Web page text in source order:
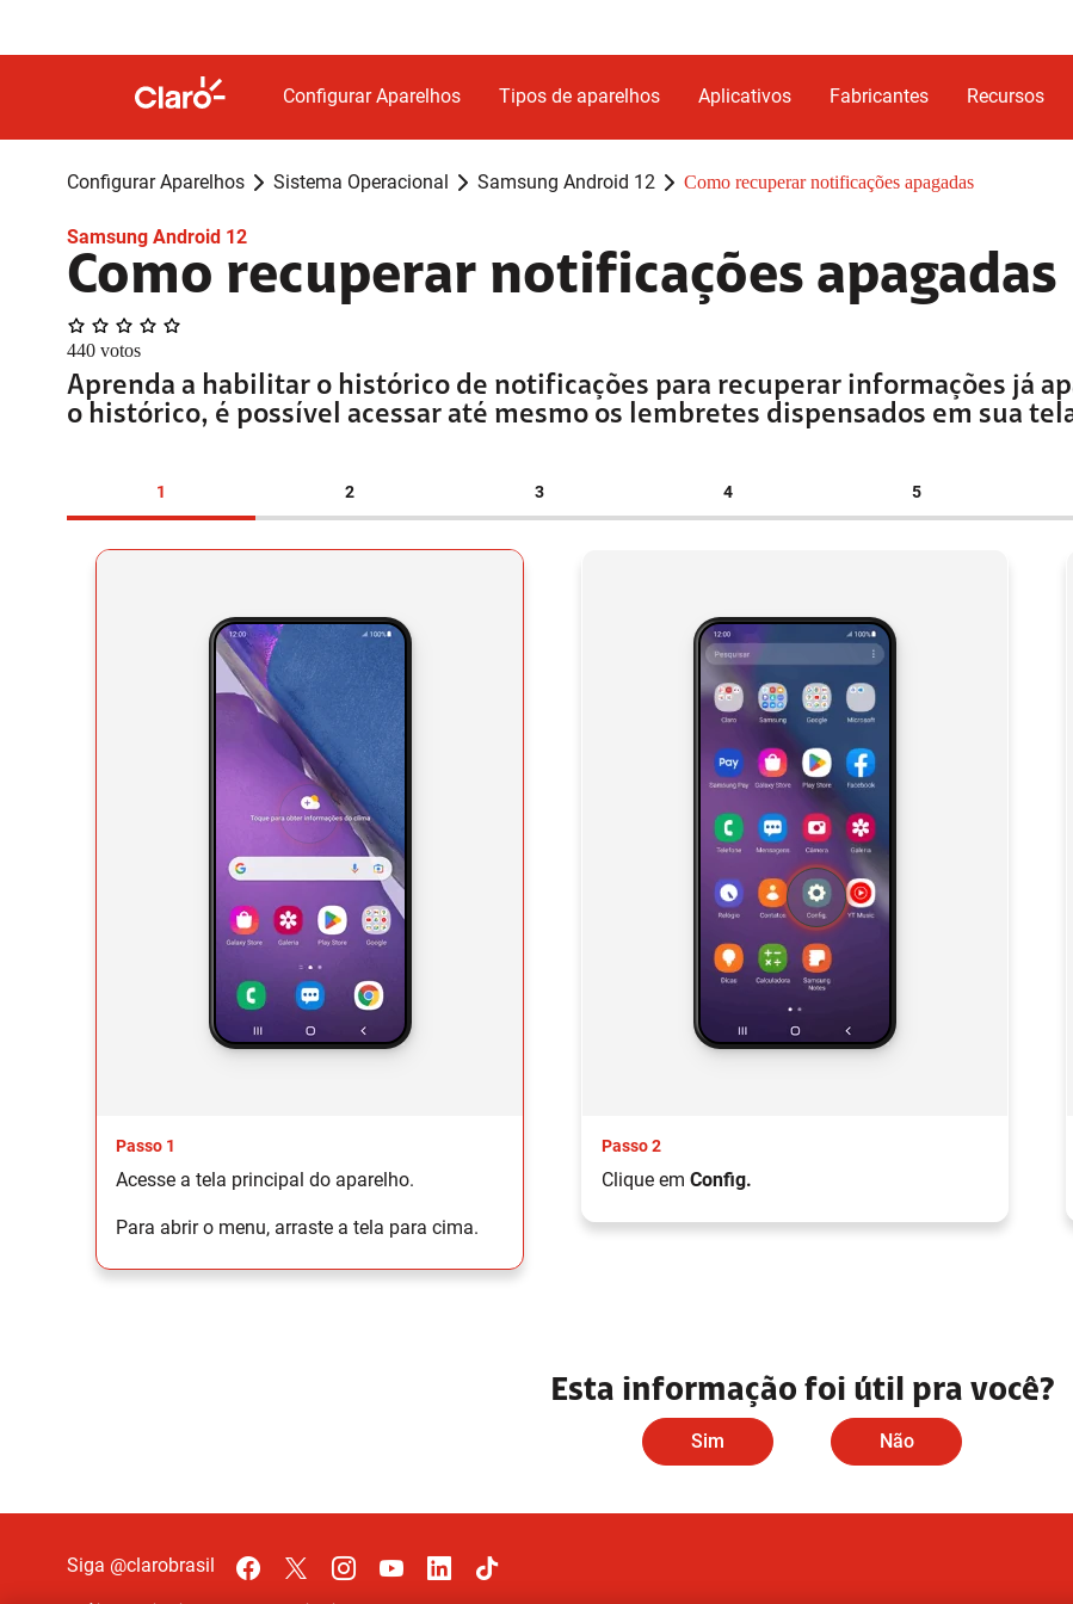
Configurar Aparelhos Tipos de aparelhos Aplicativos Fabricantes Recursos
Configurar Aparelhos Sistema Operacional Samsung Android 12 Como recuperar notificações apagadas
Samsung Android 12
Como recuperar notificações apagadas
440 votos
Aprenda a habilitar o histórico de notificações para recuperar informações já
o histórico, é possível acessar até mesmo os lembretes dispensados em sua
1 2 3 4 5
Passo 1
Acesse a tela principal do aparelho.
Para abrir o menu, arraste a tela para cima.
Passo 2
Clique em Config.
Esta informação foi útil pra você?
Sim Não
Siga @clarobrasil